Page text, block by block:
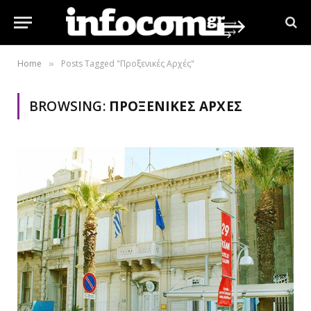
Home » Posts Tagged "Προξενικές Αρχές"
BROWSING: ΠΡΟΞΕΝΙΚΈΣ ΑΡΧΈΣ